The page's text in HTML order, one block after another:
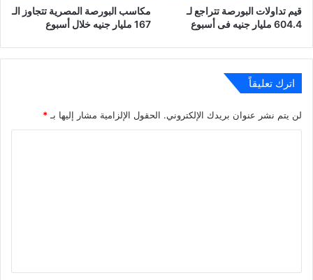
قيم تداولات البورصة تتراجع لـ
604.4 مليار جنيه فى أسبوع
مكاسب البورصة المصرية تتجاوز الـ
167 مليار جنيه خلال أسبوع
اترك تعليقاً
لن يتم نشر عنوان بريدك الإلكتروني. الحقول الإلزامية مشار إليها بـ*